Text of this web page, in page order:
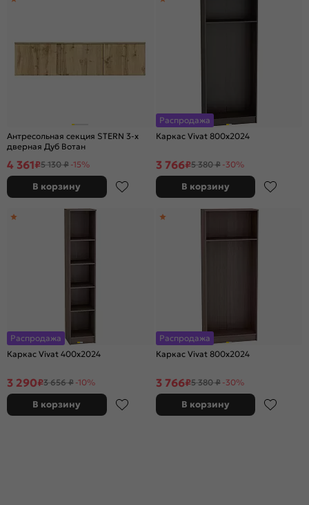
Антресольная секция STERN 3-х
дверная Дуб Вотан
4 361₽5 130 ₽ -15%
В корзину
Распродажа
Каркас Vivat 800x2024
3 766₽5 380 ₽ -30%
В корзину
Распродажа
Каркас Vivat 400x2024
3 290₽3 656 ₽ -10%
В корзину
Распродажа
Каркас Vivat 800x2024
3 766₽5 380 ₽ -30%
В корзину